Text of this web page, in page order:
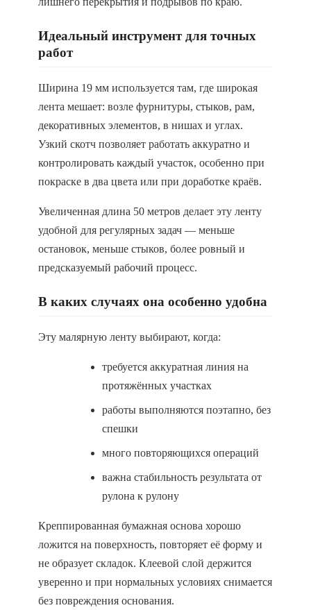
Идеальный инструмент для точных
работ
Ширина 19 мм используется там, где широкая
лента мешает: возле фурнитуры, стыков, рам,
декоративных элементов, в нишах и углах.
Узкий скотч позволяет работать аккуратно и
контролировать каждый участок, особенно при
покраске в два цвета или при доработке краёв.
Увеличенная длина 50 метров делает эту ленту
удобной для регулярных задач — меньше
остановок, меньше стыков, более ровный и
предсказуемый рабочий процесс.
В каких случаях она особенно удобна
Эту малярную ленту выбирают, когда:
требуется аккуратная линия на
протяжённых участках
работы выполняются поэтапно, без
спешки
много повторяющихся операций
важна стабильность результата от
рулона к рулону
Креппированная бумажная основа хорошо
ложится на поверхность, повторяет её форму и
не образует складок. Клеевой слой держится
уверенно и при нормальных условиях снимается
без повреждения основания.